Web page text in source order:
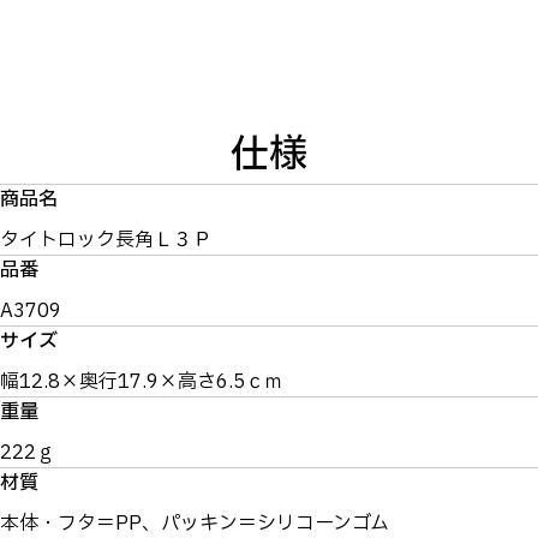
仕様
商品名
タイトロック長角Ｌ３Ｐ
品番
A3709
サイズ
幅12.8×奥行17.9×高さ6.5ｃｍ
重量
222ｇ
材質
本体・フタ＝PP、パッキン＝シリコーンゴム